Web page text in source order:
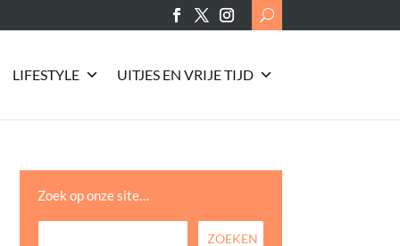
Search
for:
LIFESTYLE UITJES EN VRIJE TIJD
Zoek op onze site…